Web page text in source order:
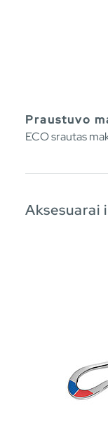
Praustuvo
ECO srautas
Aksesuarai